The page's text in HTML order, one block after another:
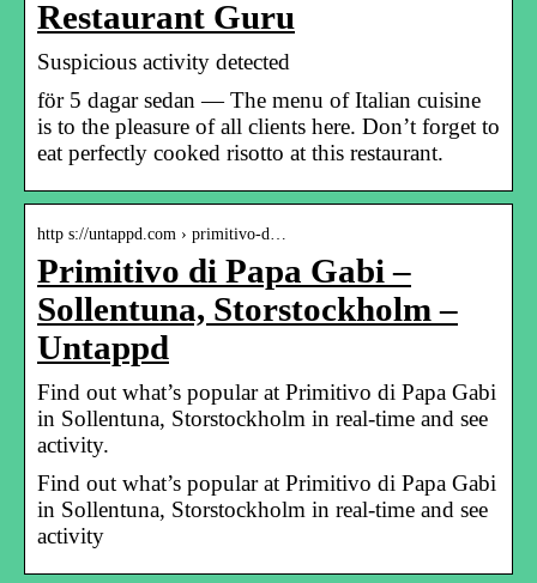
Restaurant Guru
Suspicious activity detected
för 5 dagar sedan — The menu of Italian cuisine
is to the pleasure of all clients here. Don’t forget to
eat perfectly cooked risotto at this restaurant.
http s://untappd.com › primitivo-d…
Primitivo di Papa Gabi –
Sollentuna, Storstockholm –
Untappd
Find out what’s popular at Primitivo di Papa Gabi
in Sollentuna, Storstockholm in real-time and see
activity.
Find out what’s popular at Primitivo di Papa Gabi
in Sollentuna, Storstockholm in real-time and see
activity